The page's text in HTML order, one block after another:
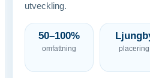
utveckling.
50–100%
omfattning placering